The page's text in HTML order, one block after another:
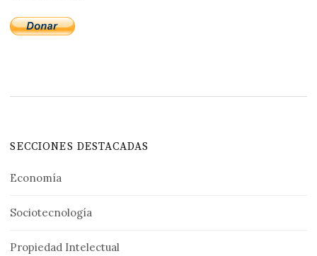
SECCIONES DESTACADAS
Economía
Sociotecnología
Propiedad Intelectual